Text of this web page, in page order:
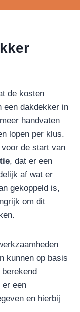
de kosten
een dakdekker in
handvaten
lopen per klus.
de start van
, dat er een
af wat er
gekoppeld is,
om dit
kunnen op basis
berekend
er een
en hierbij